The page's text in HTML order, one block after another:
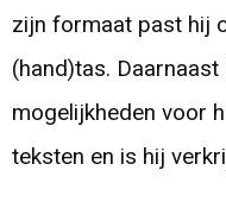
zijn formaat past hij
(hand)tas.
mogelijkheden voor
teksten en is hij